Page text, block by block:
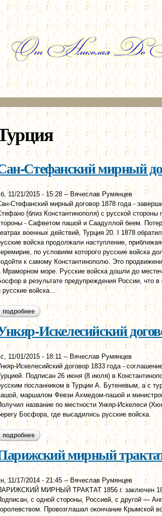
Перейти к
основному
содержанию
Стефанский мирный
11/21/2015 - 15:28 --Вячеслав Румянцев
Стефанский мирный договор 1878 года -
(близ Константинополя) с русской
- Сафветом пашой и Саадуллой беем.
военных действий, Турция 20. I 1878
войска продолжали наступление,
по условиям которого русские войска
к самому Константинополю. Это
Мраморном море. Русские войска дошли до
в результате предупреждения России, что
русские войска...
подробнее о сан-стефанский мирный договор 1878
Искелесийский
11/01/2015 - 18:11--Вячеслав Румянцев
Искелесийский договор 1833 года -
Подписан 26 июня (8 июля) в
посланником в Турции А. Бутеневым, а с
маршалом Февзи Ахмедом-пашой и
название по местности Ункяр-Искелеси
Босфора, где высадились русские войска.
подробнее о ункяр-искелесийский договор 1833
мирный
11/17/2014 - 21:45 --Вячеслав Румянцев
МИРНЫЙ ТРАКТАТ 1856 г. заключен 18
с одной стороны, Россией, с другой —
Провозглашал окончание Крымской